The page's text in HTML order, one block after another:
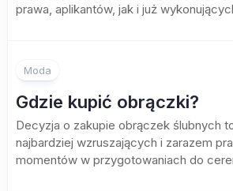
prawa, aplikantów, jak i już
Moda
Gdzie kupić obrączki?
Decyzja o zakupie obrączek ślubnych
najbardziej wzruszających i zarazem
momentów w przygotowaniach do